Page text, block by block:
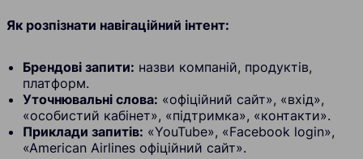
Як розпізнати навігаційний інтент:
Брендові запити: назви компаній, продуктів,
платформ.
Уточнювальні слова: «офіційний сайт», «вхід»,
«особистий кабінет», «підтримка», «контакти».
Приклади запитів: «YouTube», «Facebook login»,
«American Airlines офіційний сайт».